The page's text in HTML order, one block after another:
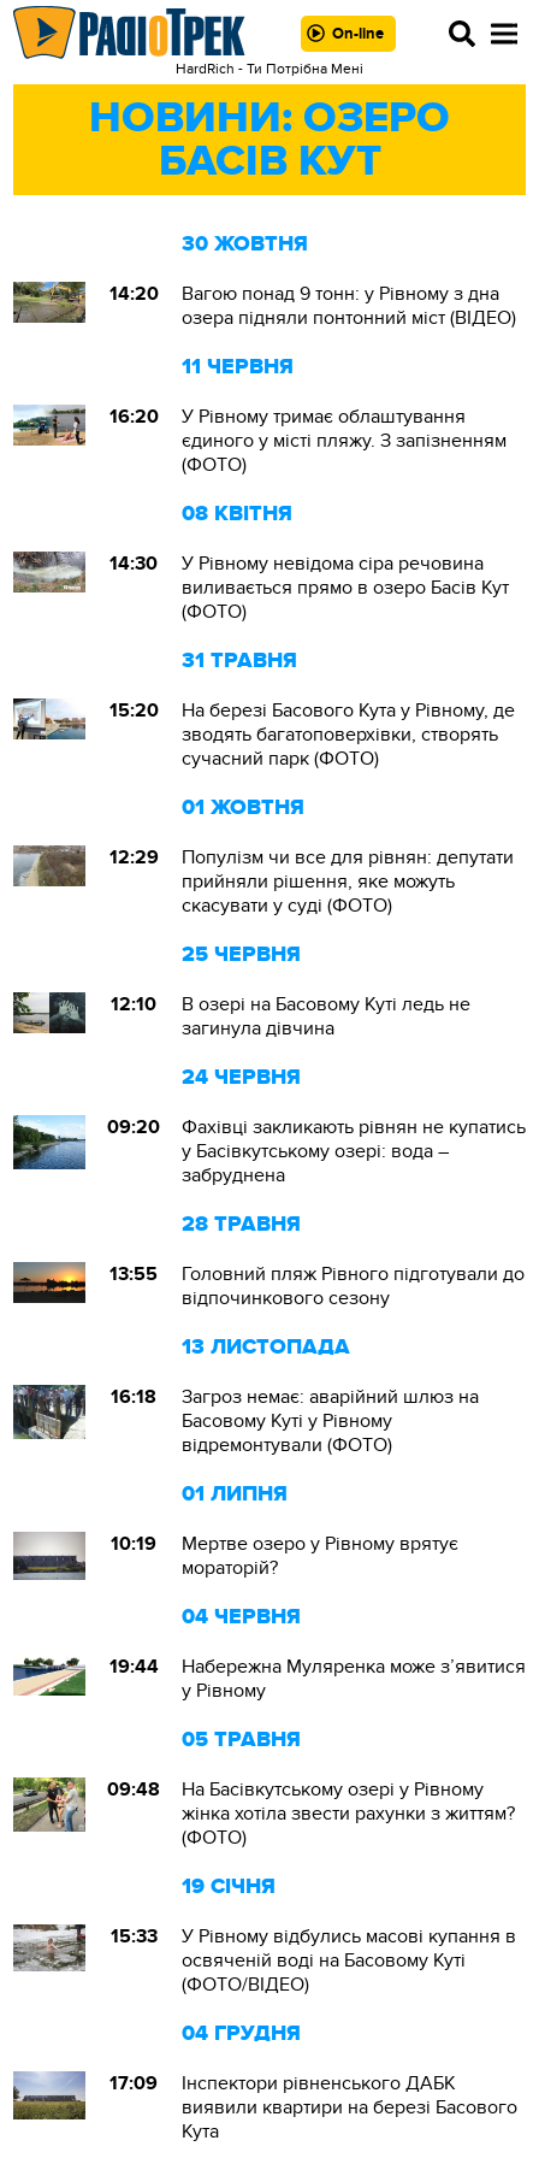
On-line
HardRich - Ти Потрібна Мені
НОВИНИ: ОЗЕРО
БАСІВ КУТ
30 ЖОВТНЯ
14:20
Вагою понад 9 тонн: у Рівному з дна
озера підняли понтонний міст (ВІДЕО)
11 ЧЕРВНЯ
16:20
У Рівному тримає облаштування
єдиного у місті пляжу. З запізненням
(ФОТО)
08 КВІТНЯ
14:30
У Рівному невідома сіра речовина
виливається прямо в озеро Басів Кут
(ФОТО)
31 ТРАВНЯ
15:20
На березі Басового Кута у Рівному, де
зводять багатоповерхівки, створять
сучасний парк (ФОТО)
01 ЖОВТНЯ
12:29
Популізм чи все для рівнян: депутати
прийняли рішення, яке можуть
скасувати у суді (ФОТО)
25 ЧЕРВНЯ
12:10
В озері на Басовому Куті ледь не
загинула дівчина
24 ЧЕРВНЯ
09:20
Фахівці закликають рівнян не купатись
у Басівкутському озері: вода –
забруднена
28 ТРАВНЯ
13:55
Головний пляж Рівного підготували до
відпочинкового сезону
13 ЛИСТОПАДА
16:18
Загроз немає: аварійний шлюз на
Басовому Куті у Рівному
відремонтували (ФОТО)
01 ЛИПНЯ
10:19
Мертве озеро у Рівному врятує
мораторій?
04 ЧЕРВНЯ
19:44
Набережна Муляренка може з’явитися
у Рівному
05 ТРАВНЯ
09:48
На Басівкутському озері у Рівному
жінка хотіла звести рахунки з життям?
(ФОТО)
19 СІЧНЯ
15:33
У Рівному відбулись масові купання в
освяченій воді на Басовому Куті
(ФОТО/ВІДЕО)
04 ГРУДНЯ
17:09
Інспектори рівненського ДАБК
виявили квартири на березі Басового
Кута